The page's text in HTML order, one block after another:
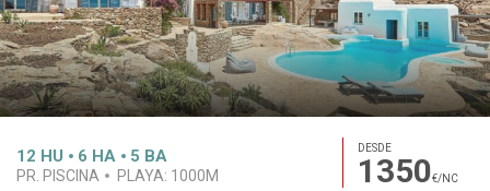
12 HU 6 HA 5 BA
PR. PISCINA PLAYA: 1000M
DESDE
1350€/NC